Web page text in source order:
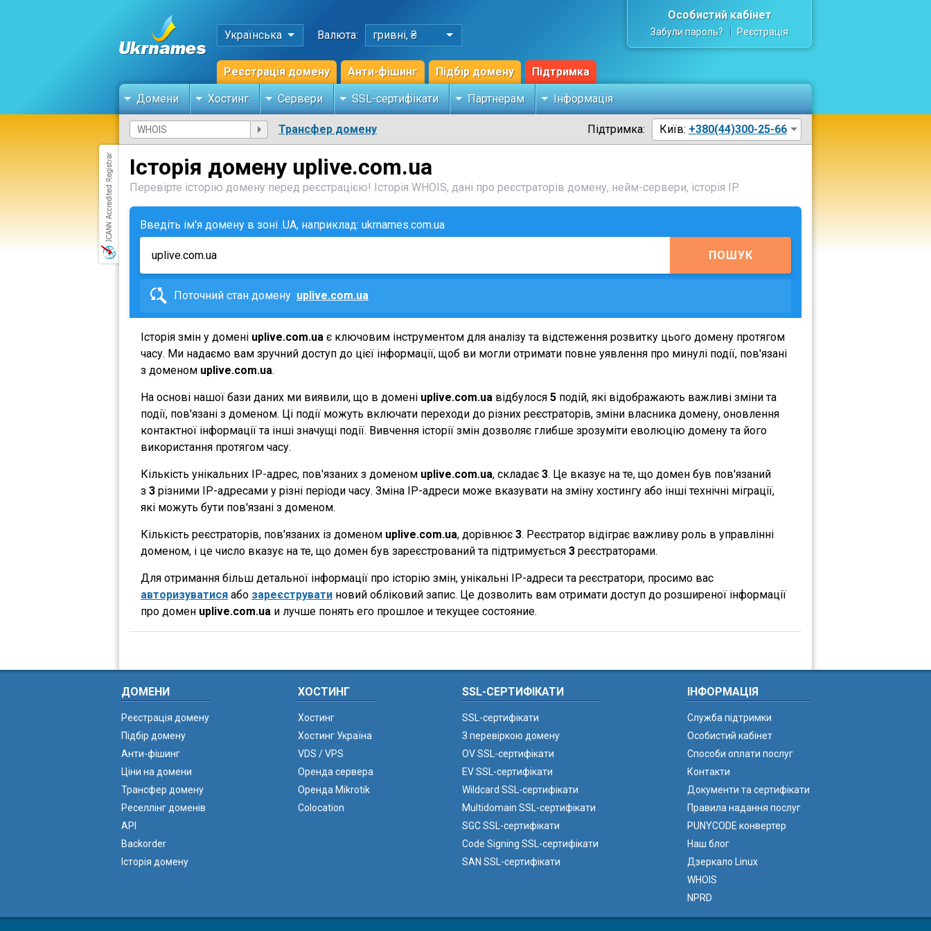
Українська Валюта: гривні, ₴
Реєстрація домену Анти-фішинг Підбір домену Підтримка
Особистий кабінет
Забули пароль? Реєстрація
Домени Хостинг Сервери SSL-сертифікати Партнерам Інформація
Трансфер домену Підтримка: Київ: +380(44)300-25-66
Історія домену uplive.com.ua
Перевірте історію домену перед реєстрацією! Історія WHOIS, дані про реєстраторів домену, нейм-сервери, історія IP.
Введіть ім'я домену в зоні .UA, наприклад: ukrnames.com.ua
ПОШУК
Поточний стан домену uplive.com.ua
Історія змін у домені uplive.com.ua є ключовим інструментом для аналізу та відстеження розвитку цього домену протягом
часу. Ми надаємо вам зручний доступ до цієї інформації, щоб ви могли отримати повне уявлення про минулі події, пов'язані
з доменом uplive.com.ua.
На основі нашої бази даних ми виявили, що в домені uplive.com.ua відбулося 5 подій, які відображають важливі зміни та
події, пов'язані з доменом. Ці події можуть включати переходи до різних реєстраторів, зміни власника домену, оновлення
контактної інформації та інші значущі події. Вивчення історії змін дозволяє глибше зрозуміти еволюцію домену та його
використання протягом часу.
Кількість унікальних IP-адрес, пов'язаних з доменом uplive.com.ua, складає 3. Це вказує на те, що домен був пов'язаний
з 3 різними IP-адресами у різні періоди часу. Зміна IP-адреси може вказувати на зміну хостингу або інші технічні міграції,
які можуть бути пов'язані з доменом.
Кількість реєстраторів, пов'язаних із доменом uplive.com.ua, дорівнює 3. Реєстратор відіграє важливу роль в управлінні
доменом, і це число вказує на те, що домен був зареєстрований та підтримується 3 реєстраторами.
Для отримання більш детальної інформації про історію змін, унікальні IP-адреси та реєстратори, просимо вас
авторизуватися або зареєструвати новий обліковий запис. Це дозволить вам отримати доступ до розширеної інформації
про домен uplive.com.ua и лучше понять его прошлое и текущее состояние.
ДОМЕНИ
Реєстрація домену
Підбір домену
Анти-фішинг
Ціни на домени
Трансфер домену
Реселлінг доменів
API
Backorder
Історія домену
ХОСТИНГ
Хостинг
Хостинг Україна
VDS / VPS
Оренда сервера
Оренда Mikrotik
Colocation
SSL-СЕРТИФІКАТИ
SSL-сертифікати
З перевіркою домену
OV SSL-сертифікати
EV SSL-сертифікати
Wildcard SSL-сертифікати
Multidomain SSL-сертифікати
SGC SSL-сертифікати
Code Signing SSL-сертифікати
SAN SSL-сертифікати
ІНФОРМАЦІЯ
Служба підтримки
Особистий кабінет
Способи оплати послуг
Контакти
Документи та сертифікати
Правила надання послуг
PUNYCODE конвертер
Наш блог
Дзеркало Linux
WHOIS
NPRD